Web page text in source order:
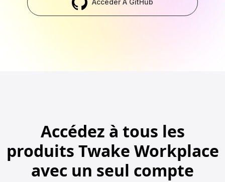
Accéder À GitHub
Accédez à tous les
produits Twake Workplace
avec un seul compte